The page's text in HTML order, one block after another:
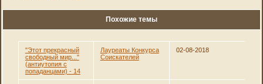
Похожие темы
"Этот прекрасный
свободный мир..."
(антиутопия с
попаданцами) - 14
Лауреаты Конкурса
Соискателей
02-08-2018